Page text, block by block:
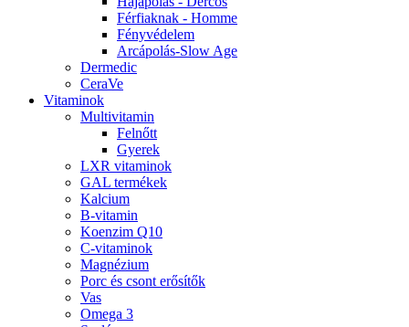
Férfiaknak - Homme
Fényvédelem
Arcápolás-Slow Age
Dermedic
CeraVe
Vitaminok
Multivitamin
Felnőtt
Gyerek
LXR vitaminok
GAL termékek
Kalcium
B-vitamin
Koenzim Q10
C-vitaminok
Magnézium
Porc és csont erősítők
Vas
Omega 3